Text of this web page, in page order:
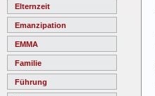
Elternzeit
Emanzipation
EMMA
Familie
Führung